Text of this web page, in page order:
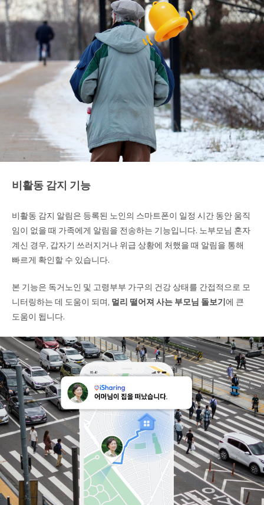
비활동 감지 기능
비활동 감지 알림은 등록된 노인의 스마트폰이 일정 시간 동안 움직
임이 없을 때 가족에게 알림을 전송하는 기능입니다. 노부모님 혼자
계신 경우, 갑자기 쓰러지거나 위급 상황에 처했을 때 알림을 통해
빠르게 확인할 수 있습니다.
본 기능은 독거노인 및 고령부부 가구의 건강 상태를 간접적으로 모
니터링하는 데 도움이 되며, 멀리 떨어져 사는 부모님 돌보기에 큰
도움이 됩니다.